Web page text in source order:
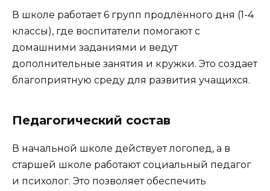
В школе работает 6 групп продлённого дня (1-4
классы), где воспитатели помогают с
домашними заданиями и ведут
дополнительные занятия и кружки. Это создает
благоприятную среду для развития учащихся.
Педагогический состав
В начальной школе действует логопед, а в
старшей школе работают социальный педагог
и психолог. Это позволяет обеспечить